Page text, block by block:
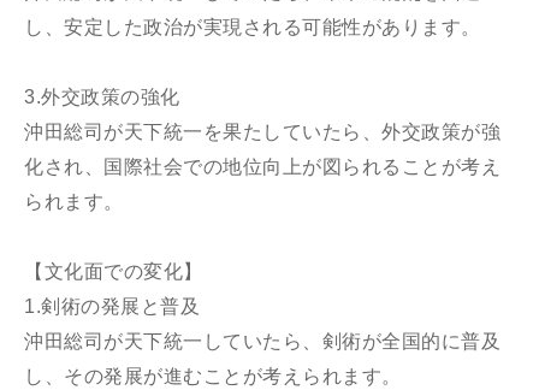
し、安定した政治が実現される可能性があります。
3.外交政策の強化
沖田総司が天下統一を果たしていたら、外交政策が強
化され、国際社会での地位向上が図られることが考え
られます。
【文化面での変化】
1.剣術の発展と普及
沖田総司が天下統一していたら、剣術が全国的に普及
し、その発展が進むことが考えられます。